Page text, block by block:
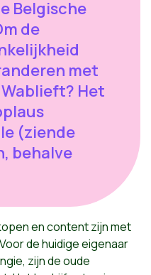
Belgische
de
met
Het
(ziende
behalve
en content zijn met
de huidige eigenaar
zijn de oude